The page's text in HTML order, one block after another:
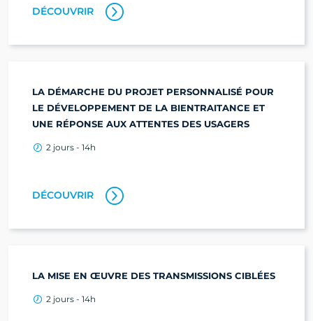
DÉCOUVRIR
LA DÉMARCHE DU PROJET PERSONNALISÉ POUR
LE DÉVELOPPEMENT DE LA BIENTRAITANCE ET
UNE RÉPONSE AUX ATTENTES DES USAGERS
2 jours - 14h
DÉCOUVRIR
LA MISE EN ŒUVRE DES TRANSMISSIONS CIBLÉES
2 jours - 14h